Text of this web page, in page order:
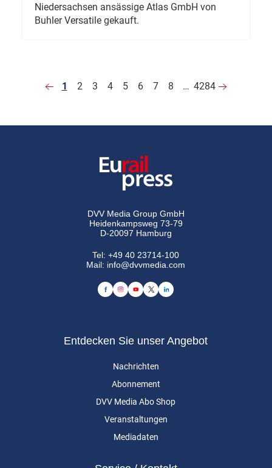
Niedersachsen ansässige Atlas GmbH von
Buhler Versatile gekauft.
1 2 3 4 5 6 7 8 … 4284
DVV Media Group GmbH
Heidenkampsweg 73-79
D-20097 Hamburg
Tel:+49 40 23714-100
Mail: info@dvvmedia.com
Entdecken Sie unser Angebot
Nachrichten
Abonnement
DVV Media Abo Shop
Veranstaltungen
Mediadaten